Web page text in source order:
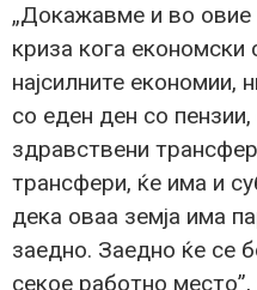
„Докажавме и во овие
криза кога економски
најсилните економии,
со еден ден со
здравствени
трансфери, ќе има и
дека оваа земја има
заедно. Заедно ќе се
секое работно